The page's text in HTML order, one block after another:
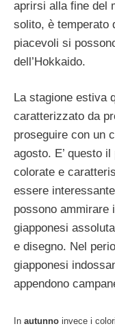
aprirsi alla fine del
solito, è temperato
piacevoli si
dell’Hokkaido.
La stagione estiva
caratterizzato da
proseguire con un
agosto. E’ questo
colorate e
essere
possono ammirare
giapponesi
e disegno. Nel
giapponesi
appendono
In autunno invece i